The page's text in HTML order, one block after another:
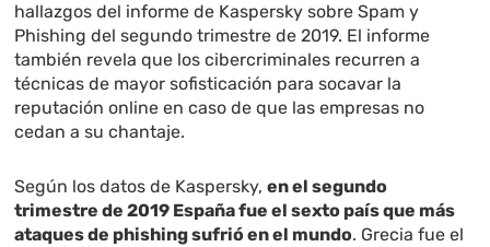
hallazgos del informe de Kaspersky sobre Spam y
Phishing del segundo trimestre de 2019. El informe
también revela que los cibercriminales recurren a
técnicas de mayor sofisticación para socavar la
reputación online en caso de que las empresas no
cedan a su chantaje.
Según los datos de Kaspersky,en el segundo
trimestre de 2019 España fue el sexto país que más
ataques de phishing sufrió en el mundo. Grecia fue el